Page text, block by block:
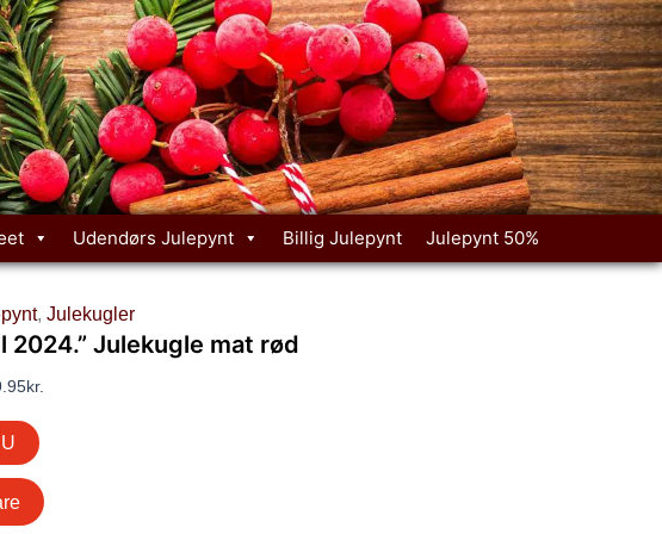
Udendørs Julepynt Billig Julepynt Julepynt 50%
, Julekugler
2024.” Julekugle mat rød
kr.
Den
aktuelle
pris
er:
49.95kr..